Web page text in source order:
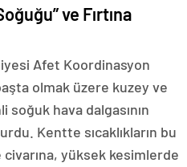
ve Fırtına
Afet Koordinasyon
olmak üzere kuzey ve
soğuk hava dalgasının
Kentte sıcaklıkların bu
yüksek kesimlerde